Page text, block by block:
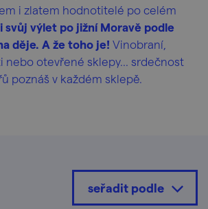
i zlatem hodnotitelé po celém
svůj výlet po jižní Moravě podle
děje. A že toho je! Vinobraní,
nebo otevřené sklepy... srdečnost
poznáš v každém sklepě.
seřadit podle